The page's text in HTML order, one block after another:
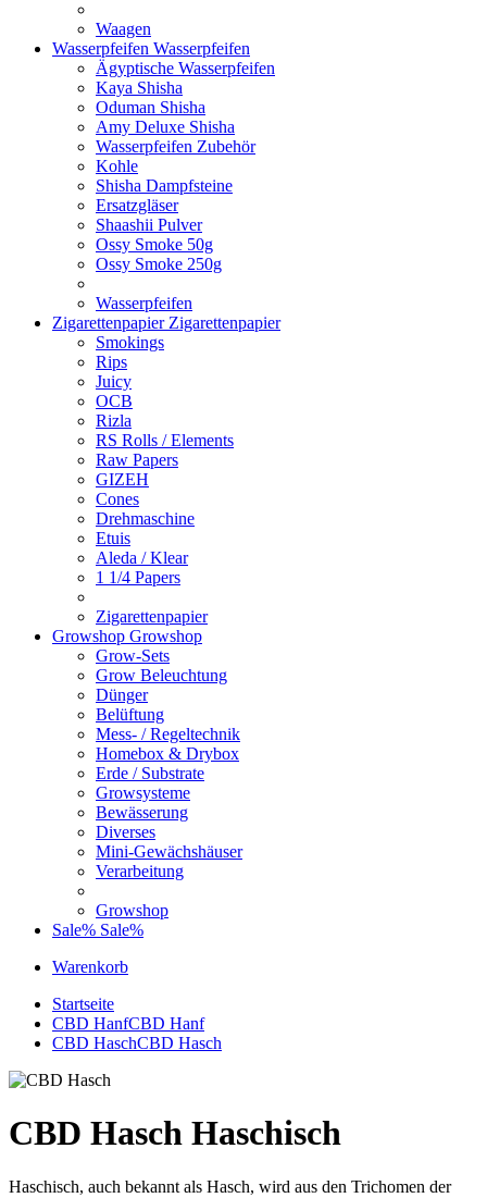
Waagen
Wasserpfeifen Wasserpfeifen
Ägyptische Wasserpfeifen
Kaya Shisha
Oduman Shisha
Amy Deluxe Shisha
Wasserpfeifen Zubehör
Kohle
Shisha Dampfsteine
Ersatzgläser
Shaashii Pulver
Ossy Smoke 50g
Ossy Smoke 250g
Wasserpfeifen
Zigarettenpapier Zigarettenpapier
Smokings
Rips
Juicy
OCB
Rizla
RS Rolls / Elements
Raw Papers
GIZEH
Cones
Drehmaschine
Etuis
Aleda / Klear
1 1/4 Papers
Zigarettenpapier
Growshop Growshop
Grow-Sets
Grow Beleuchtung
Dünger
Belüftung
Mess- / Regeltechnik
Homebox & Drybox
Erde / Substrate
Growsysteme
Bewässerung
Diverses
Mini-Gewächshäuser
Verarbeitung
Growshop
Sale% Sale%
Warenkorb
Startseite
CBD HanfCBD Hanf
CBD HaschCBD Hasch
CBD Hasch Haschisch
Haschisch, auch bekannt als Hasch, wird aus den Trichomen der